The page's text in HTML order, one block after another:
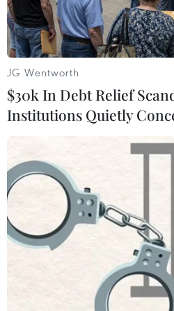
COVID-19 bắt đầu bùng
Ngày 24/2, trong một cuộc
trực tiếp trên truyền hình,
Iraj Hirirchi đã bác bỏ
đã có 50 người tử vong do
Ông Hirirchi nhấn mạnh:
JG Wentworth
$30k In Debt Relief
Institutions Quietly